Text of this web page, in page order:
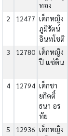
ทอง
2
12477 เด็กหญิง
ภูมิรัตน์
อินทโชติ
3
12780 เด็กหญิง
ปี แซ่ดิน
4
12794 เด็กชา
ยกิตติ์
ธนา อร
ทัย
5 12936 เด็กหญิง